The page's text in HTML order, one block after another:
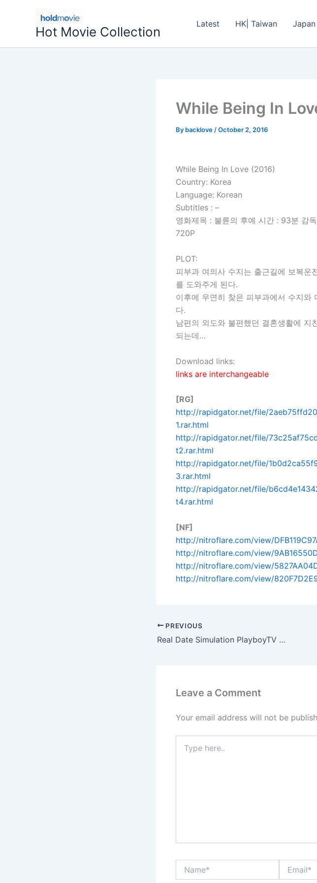
Hot Movie Collection
Latest HK| Taiwan Japan
While Being In
By backlove /October 2, 2016
While Being In Love (2016)
Country: Korea
Language: Korean
Subtitles : –
영화제목 : 불륜의 후예 시간 : 93분 감
720P
PLOT:
피부과 여의사 수지는 출근길에 보복운
를 도와주게 된다.
이후에 우연히 찾은 피부과에서 수지와
다.
남편의 외도와 불편했던 결혼생활에 지
되는데…
Download links:
links are interchangeable
[RG]
http://rapidgator.net/file/
1.rar.html
http://rapidgator.net/file/
t2.rar.html
http://rapidgator.net/file/
3.rar.html
http://rapidgator.net/file/
t4.rar.html
[NF]
http://nitroflare.com/view/
http://nitroflare.com/view/
http://nitroflare.com/view/
http://nitroflare.com/view/
PREVIOUS
Real Date Simulation PlayboyTV – 2016
Leave a Comment
Your email address will not be
here..